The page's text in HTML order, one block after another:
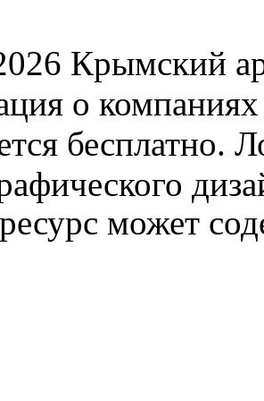
Крымский
о компаниях
бесплатно.
может